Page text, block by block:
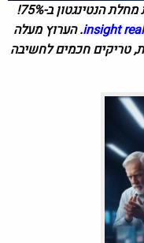
בשורה עולמית: הטיפול הגנטי שהאט את מחלת הנטינגטון ב-75%!
insight
.הערוץ מעלה
טריקים חכמים לחשיבה